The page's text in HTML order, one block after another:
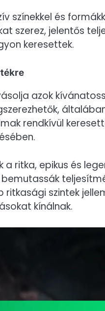
színekkel és
szerez, jelentős
keresettek.
azok
rendkívül
ritka, epikus és
szintek
kínálnak.